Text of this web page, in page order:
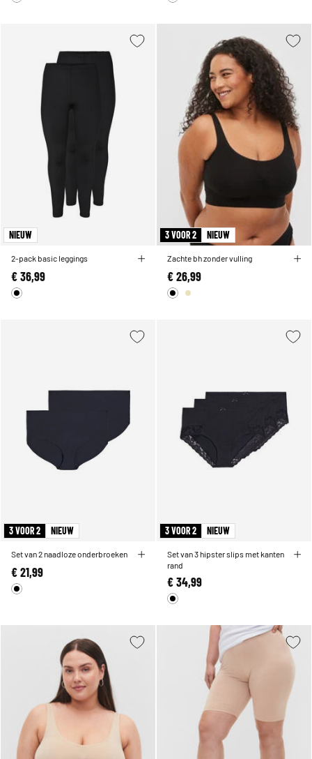
NIEUW
2-pack basic leggings
€ 36,99
3 VOOR 2 NIEUW
Zachte bh zonder vulling
€ 26,99
3 VOOR 2 NIEUW
Set van 2 naadloze onderbroeken
€ 21,99
3 VOOR 2 NIEUW
Set van 3 hipster slips met kanten
rand
€ 34,99